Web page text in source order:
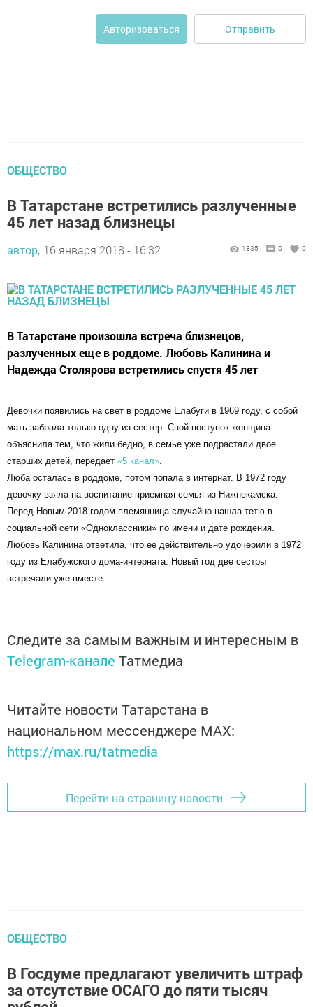
Авторизоваться Отправить
ОБЩЕСТВО
В Татарстане встретились разлученные
45 лет назад близнецы
автор, 16 января 2018 - 16:32 1335 0 0
В Татарстане произошла встреча близнецов,
разлученных еще в роддоме. Любовь Калинина и
Надежда Столярова встретились спустя 45 лет
Девочки появились на свет в роддоме Елабуги в 1969 году, с собой
мать забрала только одну из сестер. Свой поступок женщина
объяснила тем, что жили бедно, в семье уже подрастали двое
старших детей, передает «5 канал».
Люба осталась в роддоме, потом попала в интернат. В 1972 году
девочку взяла на воспитание приемная семья из Нижнекамска.
Перед Новым 2018 годом племянница случайно нашла тетю в
социальной сети «Одноклассники» по имени и дате рождения.
Любовь Калинина ответила, что ее действительно удочерили в 1972
году из Елабужского дома-интерната. Новый год две сестры
встречали уже вместе.
Следите за самым важным и интересным в
Telegram-канале Татмедиа
Читайте новости Татарстана в
национальном мессенджере MАХ:
https://max.ru/tatmedia
Перейти на страницу новости
ОБЩЕСТВО
В Госдуме предлагают увеличить штраф
за отсутствие ОСАГО до пяти тысяч